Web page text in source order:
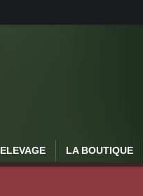
ELEVAGE LA BOUTIQUE